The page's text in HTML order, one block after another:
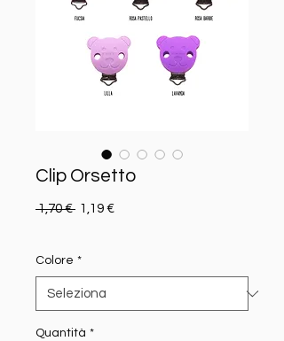
Clip Orsetto
1,70 € Prezzo regolare
1,19 €Prezzo scontato
Colore *
Quantità *